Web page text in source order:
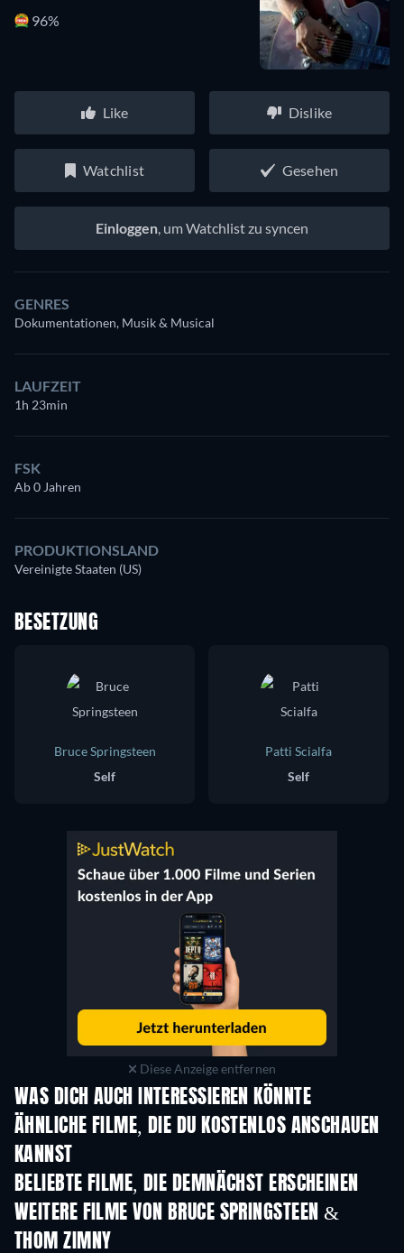
96%
Like Dislike
Watchlist Gesehen
Einloggen, um Watchlist zu syncen
GENRES
Dokumentationen, Musik & Musical
LAUFZEIT
1h 23min
FSK
Ab 0 Jahren
PRODUKTIONSLAND
Vereinigte Staaten (US)
BESETZUNG
Bruce Springsteen
Self
Patti Scialfa
Self
Diese Anzeige entfernen
WAS DICH AUCH INTERESSIEREN KÖNNTE
ÄHNLICHE FILME, DIE DU KOSTENLOS ANSCHAUEN
KANNST
BELIEBTE FILME, DIE DEMNÄCHST ERSCHEINEN
WEITERE FILME VON BRUCE SPRINGSTEEN &
THOM ZIMNY